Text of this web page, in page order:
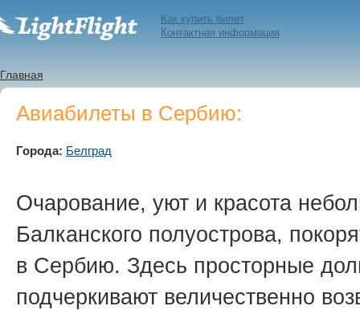
Как купить билет
Контактная информация
Главная
Авиабилеты в Сербию:
Города: Белград
Очарование, уют и красота
Балканского полуострова,
в Сербию. Здесь просторные
подчеркивают величественно